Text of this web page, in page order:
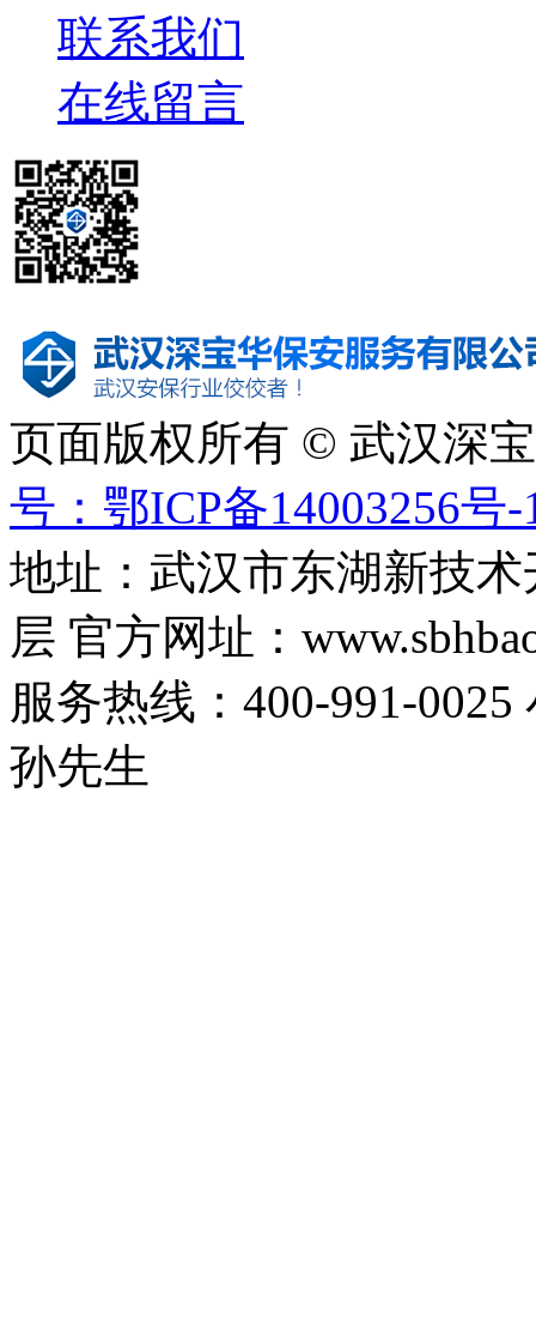
联系我们
在线留言
页面版权所有 © 武汉深
号：鄂ICP备14003256号-
地址：武汉市东湖新技
层 官方网址：
服务热线：400-991-
孙先生